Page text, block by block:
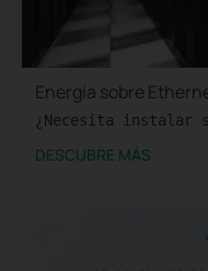
Energía sobre
¿Necesita instalar
DESCUBRE MÁS